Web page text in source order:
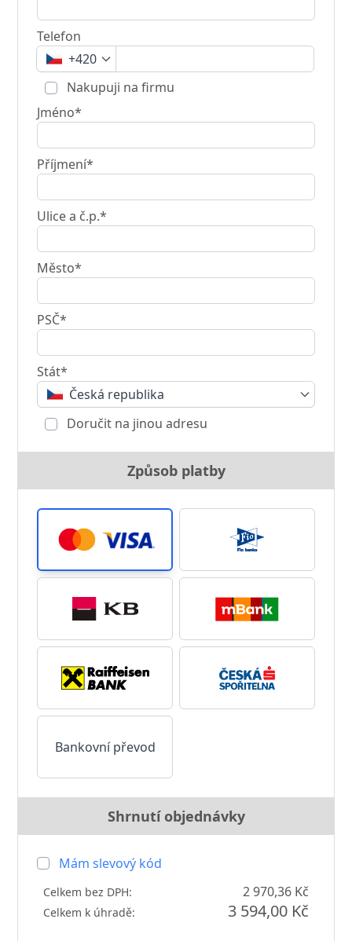
Telefon
+420
Nakupuji na firmu
Jméno*
Příjmení*
Ulice a č.p.*
Město*
PSČ*
Stát*
Česká republika
Doručit na jinou adresu
Způsob platby
Bankovní převod
Shrnutí objednávky
Mám slevový kód
Celkem bez DPH: 2 970,36 Kč
Celkem k úhradě: 3 594,00 Kč